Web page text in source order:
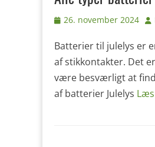
Udgivet
26. november 2024
Batterier til julelys er
af stikkontakter. Det
være besværligt at
af batterier Julelys